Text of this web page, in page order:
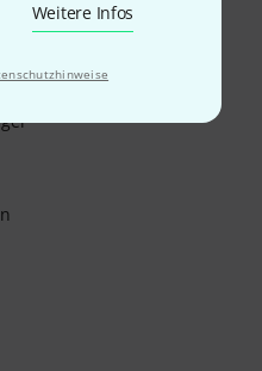
Weitere Infos